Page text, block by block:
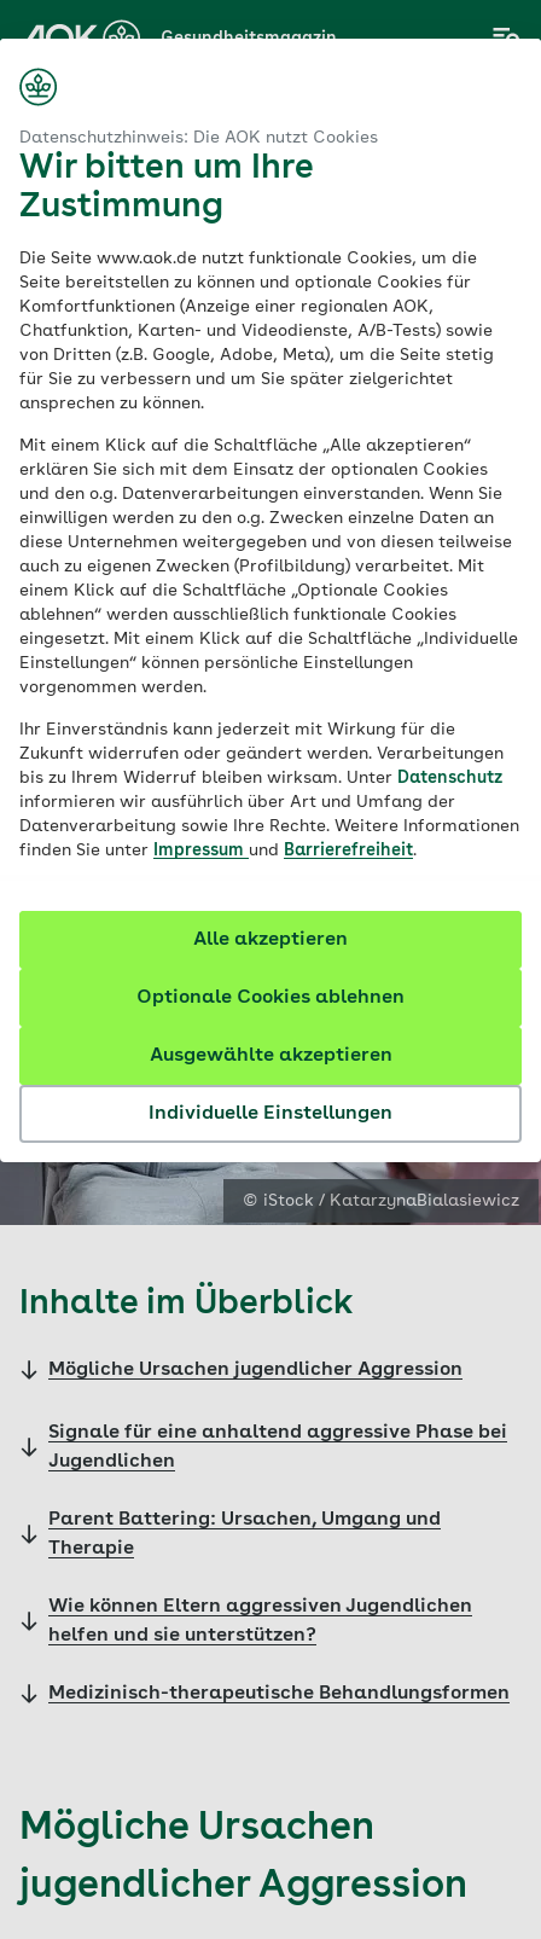
Datenschutzhinweis: Die AOK nutzt Cookies
Wir bitten um Ihre
Zustimmung
Die Seite www.aok.de nutzt funktionale Cookies, um die
Seite bereitstellen zu können und optionale Cookies für
Komfortfunktionen (Anzeige einer regionalen AOK,
Chatfunktion, Karten- und Videodienste, A/B-Tests) sowie
von Dritten (z.B. Google, Adobe, Meta), um die Seite stetig
für Sie zu verbessern und um Sie später zielgerichtet
ansprechen zu können.
Mit einem Klick auf die Schaltfläche „Alle akzeptieren“
erklären Sie sich mit dem Einsatz der optionalen Cookies
und den o.g. Datenverarbeitungen einverstanden. Wenn Sie
einwilligen werden zu den o.g. Zwecken einzelne Daten an
diese Unternehmen weitergegeben und von diesen teilweise
auch zu eigenen Zwecken (Profilbildung) verarbeitet. Mit
einem Klick auf die Schaltfläche „Optionale Cookies
ablehnen“ werden ausschließlich funktionale Cookies
eingesetzt. Mit einem Klick auf die Schaltfläche „Individuelle
Einstellungen“ können persönliche Einstellungen
vorgenommen werden.
Ihr Einverständnis kann jederzeit mit Wirkung für die
Zukunft widerrufen oder geändert werden. Verarbeitungen
bis zu Ihrem Widerruf bleiben wirksam. Unter Datenschutz
informieren wir ausführlich über Art und Umfang der
Datenverarbeitung sowie Ihre Rechte. Weitere Informationen
finden Sie unter
Impressum und Barrierefreiheit.
Individuelle Einstellungen
Ausgewählte akzeptieren
Optionale Cookies ablehnen
Alle akzeptieren
Hauptinhalt
springen
Gesundheitsmagazin
Aggressionen bei
Jugendlichen: Tipps
für Eltern
Veröffentlicht am:
09.12.2021 6 Minuten Lesedauer
Zur Entwicklung von Jugendlichen gehören
auch verbale und körperliche
Auseinandersetzungen. Durch
übersprießende Hormone in der Pubertät
können auch Aggressionen entstehen. Wie
können Eltern darauf reagieren?
© iStock / KatarzynaBialasiewicz
Inhalte im Überblick
Mögliche Ursachen jugendlicher Aggression
Signale für eine anhaltend aggressive Phase bei
Jugendlichen
Parent Battering: Ursachen, Umgang und
Therapie
Wie können Eltern aggressiven Jugendlichen
helfen und sie unterstützen?
Medizinisch-therapeutische Behandlungsformen
Mögliche Ursachen
jugendlicher Aggression